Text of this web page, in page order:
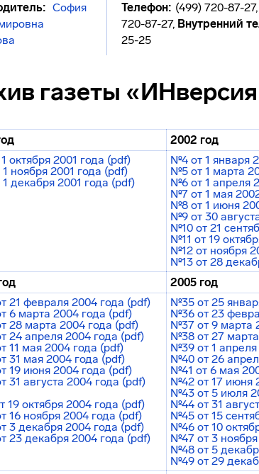
София
Телефон: (499) 720-87-27
720-87-27, Внутренний
25-25
газеты
2002 год
октября 2001 года (pdf)
ноября 2001 года (pdf)
декабря 2001 года (pdf)
№4 от 1 января
№5 от 1 марта
№6 от 1 апреля
№7 от 1 мая
№8 от 1 июня
№9 от 30
№10 от 21
№11 от 19
№12 от ноября
№13 от 28
2005 год
21 февраля 2004 года (pdf)
6 марта 2004 года (pdf)
28 марта 2004 года (pdf)
24 апреля 2004 года (pdf)
11 мая 2004 года (pdf)
31 мая 2004 года (pdf)
19 июня 2004 года (pdf)
31 августа 2004 года (pdf)
19 октября 2004 года (pdf)
16 ноября 2004 года (pdf)
3 декабря 2004 года (pdf)
23 декабря 2004 года (pdf)
№35 от 25
№36 от 23
№37 от 9 марта
№38 от 27
№39 от 1
№40 от 26
№41 от 6 мая
№42 от 17 июня
№43 от 5 июля
№44 от 31
№45 от 15
№46 от 10
№47 от 3
№48 от 5
№49 от 29